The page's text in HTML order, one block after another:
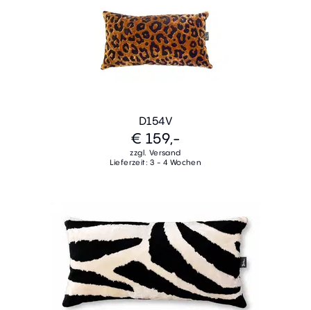
D154V
€ 159,-
zzgl. Versand
Lieferzeit: 3 - 4 Wochen